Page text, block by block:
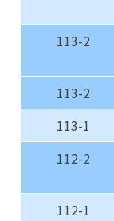
113-2
113-2
113-1
112-2
112-1